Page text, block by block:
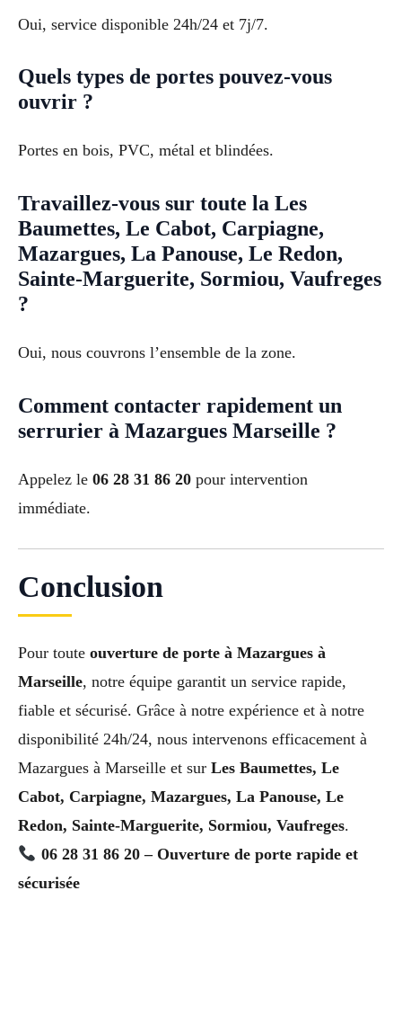
Oui, service disponible 24h/24 et 7j/7.
Quels types de portes pouvez-vous
ouvrir ?
Portes en bois, PVC, métal et blindées.
Travaillez-vous sur toute la Les
Baumettes, Le Cabot, Carpiagne,
Mazargues, La Panouse, Le Redon,
Sainte-Marguerite, Sormiou, Vaufreges
?
Oui, nous couvrons l’ensemble de la zone.
Comment contacter rapidement un
serrurier à Mazargues Marseille ?
Appelez le 06 28 31 86 20 pour intervention
immédiate.
Conclusion
Pour toute ouverture de porte à Mazargues à
Marseille, notre équipe garantit un service rapide,
fiable et sécurisé. Grâce à notre expérience et à notre
disponibilité 24h/24, nous intervenons efficacement à
Mazargues à Marseille et sur Les Baumettes, Le
Cabot, Carpiagne, Mazargues, La Panouse, Le
Redon, Sainte-Marguerite, Sormiou, Vaufreges.
06 28 31 86 20 – Ouverture de porte rapide et
sécurisée